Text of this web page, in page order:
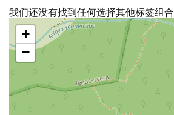
我们还没有找到任何选择其他标签组合
跳
地
图
+
−